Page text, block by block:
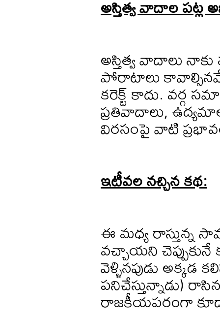
అస్తిత్వ వాదాల పట్ల
అస్తిత్వ వాదాలు
పోరాటాలు కావాల్సినవే.
కరెక్ట్ కాదు. వర్గ
ప్రతివాదాలు,
విరసంపై వాటి
ఇటీవల నచ్చిన కథ:
ఈ మధ్య రాస్తున్న
వచ్చాయని
వెళ్ళినపుడు అక్కడ
పనిచేస్తున్నాడు)
రాజకీయపరంగా